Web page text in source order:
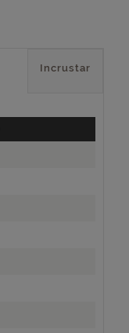
Incrustar